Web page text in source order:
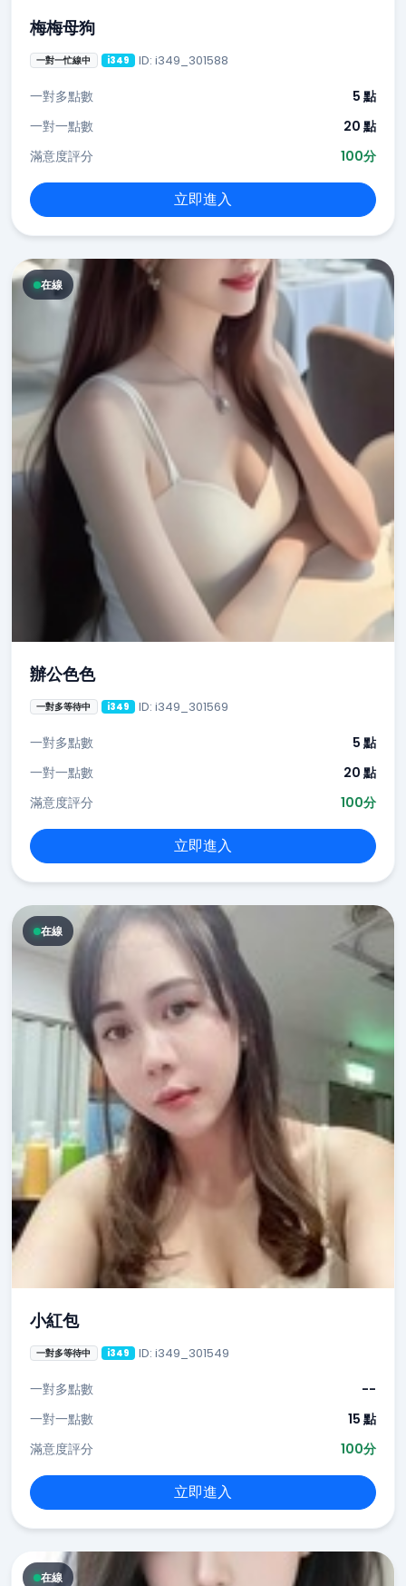
梅梅母狗
一對一忙線中 i349 ID: i349_301588
一對多點數
5 點
一對一點數
20 點
滿意度評分
100分
立即進入
在線
辦公色色
一對多等待中 i349 ID: i349_301569
一對多點數
5 點
一對一點數
20 點
滿意度評分
100分
立即進入
在線
小紅包
一對多等待中 i349 ID: i349_301549
一對多點數
--
一對一點數
15 點
滿意度評分
100分
立即進入
在線